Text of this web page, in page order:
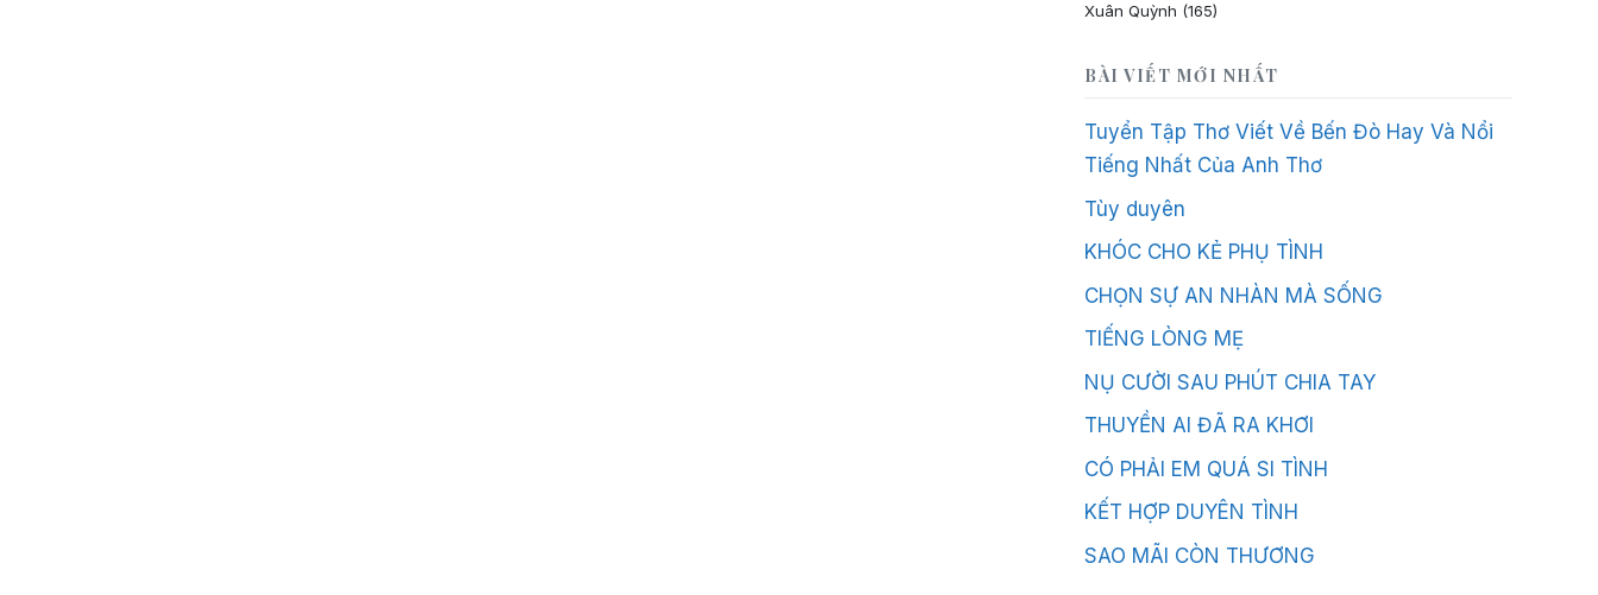
Xuân Quỳnh (165)
BÀI VIẾT MỚI NHẤT
Tuyển Tập Thơ Viết Về Bến Đò Hay Và Nổi
Tiếng Nhất Của Anh Thơ
Tùy duyên
KHÓC CHO KẺ PHỤ TÌNH
CHỌN SỰ AN NHÀN MÀ SỐNG
TIẾNG LÒNG MẸ
NỤ CƯỜI SAU PHÚT CHIA TAY
THUYỀN AI ĐÃ RA KHƠI
CÓ PHẢI EM QUÁ SI TÌNH
KẾT HỢP DUYÊN TÌNH
SAO MÃI CÒN THƯƠNG